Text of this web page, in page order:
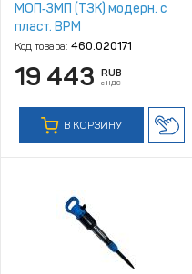
МОП‑3МП (ТЗК) модерн. с
пласт. ВРМ
Код товара: 460.020171
19 443 RUB
с НДС
В КОРЗИНУ